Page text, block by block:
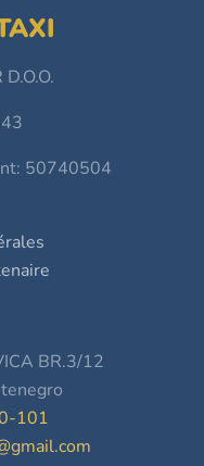
50740504
BR.3/12
101